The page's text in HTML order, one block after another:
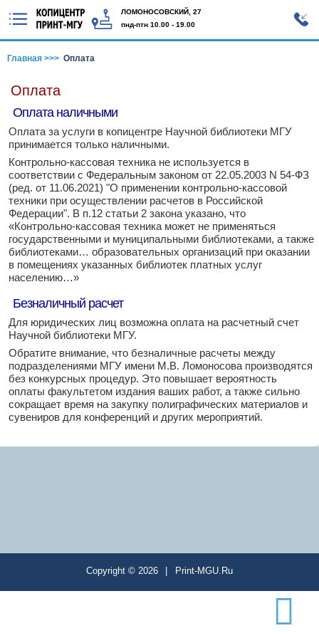
ЛОМОНОСОВСКИЙ, 27
пнд-птн 10.00 - 19.00
Главная >>> Оплата
Оплата
Оплата наличными
Оплата за услуги в копицентре Научной библиотеки МГУ
принимается только наличными.
Контрольно-кассовая техника не используется в
соответствии с Федеральным законом от 22.05.2003 N 54-ФЗ
(ред. от 11.06.2021) "О применении контрольно-кассовой
техники при осуществлении расчетов в Российской
Федерации". В п.12 статьи 2 закона указано, что
«Контрольно-кассовая техника может не применяться
государственными и муниципальными библиотеками, а также
библиотеками… образовательных организаций при оказании
в помещениях указанных библиотек платных услуг
населению…»
Безналичный расчет
Для юридических лиц возможна оплата на расчетный счет
Научной библиотеки МГУ.
Обратите внимание, что безналичные расчеты между
подразделениями МГУ имени М.В. Ломоносова производятся
без конкурсных процедур. Это повышает вероятность
оплаты факультетом издания ваших работ, а также сильно
сокращает время на закупку полиграфических материалов и
сувениров для конференций и других мероприятий.
Copyright © 2026 Print-MGU.Ru